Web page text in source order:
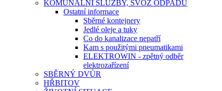
KOMUNÁLNÍ SLUŽBY, SVOZ ODPADŮ
Ostatní informace
Sběrné kontejnery
Jedlé oleje a tuky
Co do kanalizace nepatří
Kam s použitými pneumatikami
ELEKTROWIN - zpětný odběr
elektrozařízení
SBĚRNÝ DVŮR
HŘBITOV